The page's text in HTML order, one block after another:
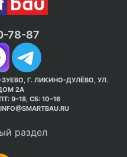
78-87
Г. ЛИКИНО-ДУЛЁВО, УЛ.
2А
9–18, СБ: 10–16
INFO@SMARTBAU.RU
раздел